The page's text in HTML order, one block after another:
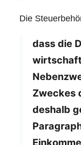
Die
dass die
Zweckes
deshalb